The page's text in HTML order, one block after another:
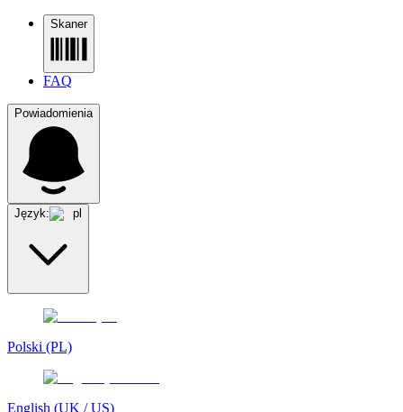
Skaner
FAQ
Powiadomienia
Język: pl
Polski (PL)
English (UK / US)